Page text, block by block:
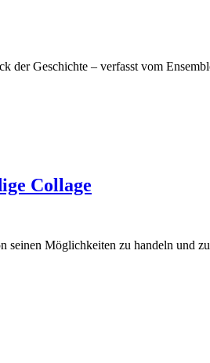
der Geschichte – verfasst vom
Collage
seinen Möglichkeiten zu handeln und